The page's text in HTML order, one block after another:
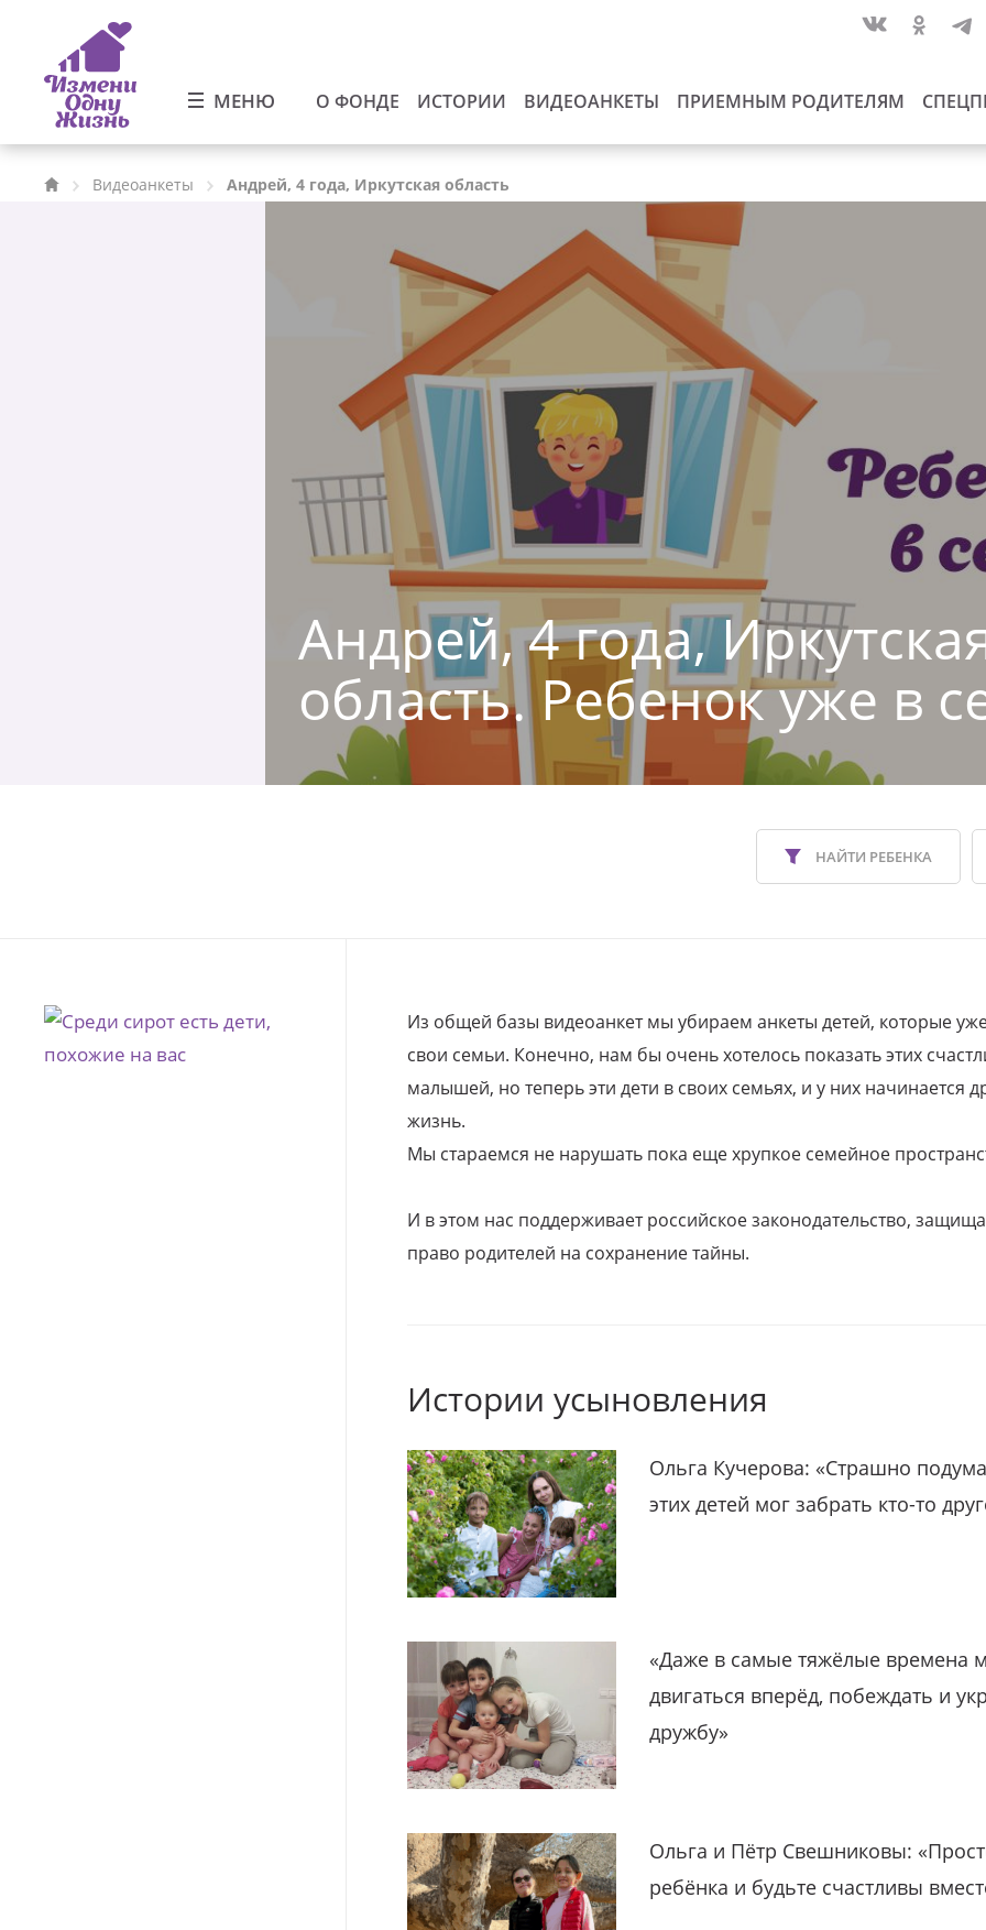
МЕНЮ О ФОНДЕ ИСТОРИИ ВИДЕОАНКЕТЫ ПРИЕМНЫМ РОДИТЕЛЯМ
Видеоанкеты Андрей, 4 года, Иркутская область
Андрей, 4 года,
область. Ребенок уже в
НАЙТИ РЕБЕНКА
Из общей базы видеоанкет мы убираем анкеты детей, которые
свои семьи. Конечно, нам бы очень хотелось показать этих
малышей, но теперь эти дети в своих семьях, и у них начинается
жизнь.
Мы стараемся не нарушать пока еще хрупкое семейное
И в этом нас поддерживает российское законодательство,
право родителей на сохранение тайны.
Истории усыновления
Ольга Кучерова: «Страшно
этих детей мог забрать кто-то
«Даже в самые тяжёлые времена
двигаться вперёд, побеждать и
дружбу»
Ольга и Пётр Свешниковы:
ребёнка и будьте счастливы